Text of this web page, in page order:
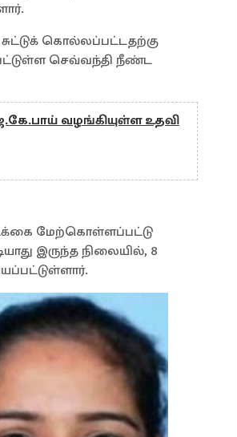
கொல்லப்பட்டதற்கு
செவ்வந்தி நீண்ட
வழங்கியுள்ள உதவி
மேற்கொள்ளப்பட்டு
இருந்த நிலையில், 8